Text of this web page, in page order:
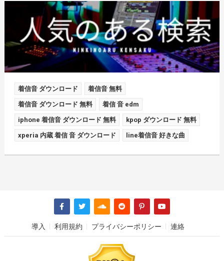
着信音 ダウンロード 着信音 無料
着信音 ダウンロード 無料 着信 音 edm
iphone 着信音 ダウンロード 無料 kpop ダウンロード 無料
xperia 内蔵 着信 音 ダウンロード line着信音 好きな曲
導入 利用規約 プライバシーポリシー 連絡